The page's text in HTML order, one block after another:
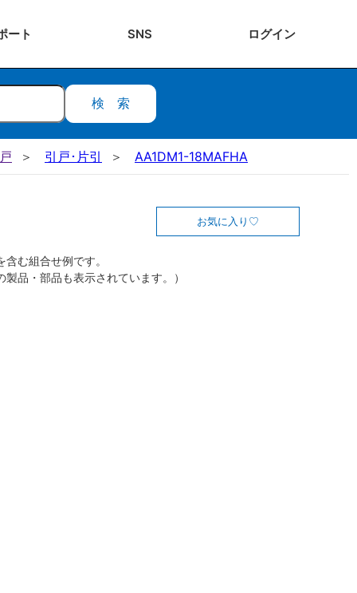
ート SNS ログイン
検索
引戸･片引 AA1DM1-18MAFHA
お気に入り
む組合せ例です。
製品・部品も表示されています。）